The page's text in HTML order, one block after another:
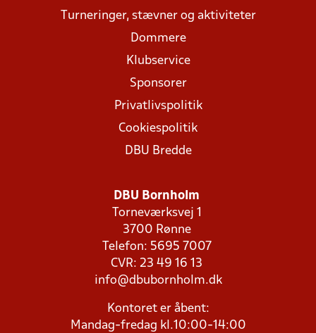
Turneringer, stævner og aktiviteter
Dommere
Klubservice
Sponsorer
Privatlivspolitik
Cookiespolitik
DBU Bredde
DBU Bornholm
Torneværksvej 1
3700 Rønne
Telefon: 5695 7007
CVR: 23 49 16 13
info@dbubornholm.dk
Kontoret er åbent:
Mandag-fredag kl.10:00-14:00